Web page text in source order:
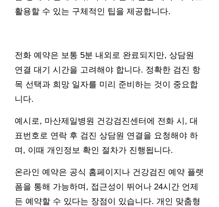
활용할 수 있는 구체적인 팁을 제공합니다.
전화 예약은 보통 5분 내외로 완료되지만, 상담원
연결 대기 시간을 고려해야 합니다. 정확한 검진 항
목 선택과 희망 일자를 미리 준비하는 것이 중요합
니다.
예시로, 마산제일병원 건강검진센터에 전화 시, 대
표번호로 연락 후 검진 상담원 연결을 요청해야 하
며, 이때 개인정보 확인 절차가 진행됩니다.
온라인 예약은 공식 홈페이지나 건강검진 예약 플랫
폼을 통해 가능하며, 접근성이 뛰어나 24시간 언제
든 예약할 수 있다는 장점이 있습니다. 개인 맞춤형